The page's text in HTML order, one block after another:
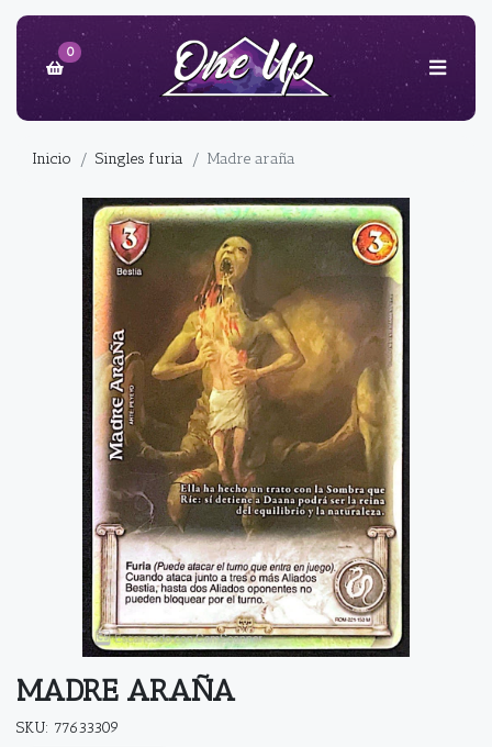
0
Inicio Singles furia Madre araña
MADRE ARAÑA
SKU: 77633309